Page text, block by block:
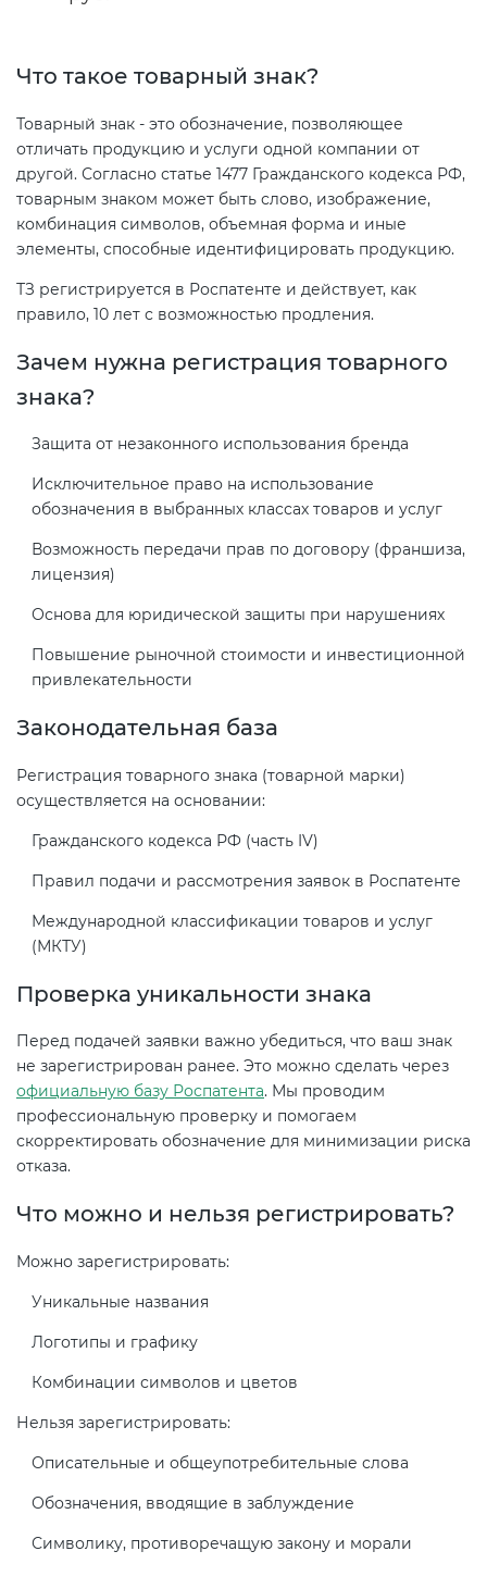
Что такое товарный знак?
Товарный знак - это обозначение, позволяющее
отличать продукцию и услуги одной компании от
другой. Согласно статье 1477 Гражданского кодекса РФ,
товарным знаком может быть слово, изображение,
комбинация символов, объемная форма и иные
элементы, способные идентифицировать продукцию.
ТЗ регистрируется в Роспатенте и действует, как
правило, 10 лет с возможностью продления.
Зачем нужна регистрация товарного
знака?
Защита от незаконного использования бренда
Исключительное право на использование
обозначения в выбранных классах товаров и услуг
Возможность передачи прав по договору (франшиза,
лицензия)
Основа для юридической защиты при нарушениях
Повышение рыночной стоимости и инвестиционной
привлекательности
Законодательная база
Регистрация товарного знака (товарной марки)
осуществляется на основании:
Гражданского кодекса РФ (часть IV)
Правил подачи и рассмотрения заявок в Роспатенте
Международной классификации товаров и услуг
(МКТУ)
Проверка уникальности знака
Перед подачей заявки важно убедиться, что ваш знак
не зарегистрирован ранее. Это можно сделать через
официальную базу Роспатента. Мы проводим
профессиональную проверку и помогаем
скорректировать обозначение для минимизации риска
отказа.
Что можно и нельзя регистрировать?
Можно зарегистрировать:
Уникальные названия
Логотипы и графику
Комбинации символов и цветов
Нельзя зарегистрировать:
Описательные и общеупотребительные слова
Обозначения, вводящие в заблуждение
Символику, противоречащую закону и морали
Сертификация легкой
промышленности
Сертификация мебели
Сертификация упаковки
Сертификация импортной
Сертификация для
Сертификация детских товаров
Сертификация спортивных
товаров
Остальное
БАДы
Сертификат ГОСТ Р ИСО 26000-
2012
Сертификат ГОСТ Р ИСО/МЭК
27001-2021
Сертификат на ИСМ
Сертификат ГОСТ Р ИСО 20121-
Сертификат ГОСТ Р 56404-2021
Сертификат ГОСТ Р 55267-2012
Декларация ГОСТ Р
Добровольная сертификация
продукции ГОСТ Р
Добровольный сертификат на
услуги
014/2011)
О безопасности оборудования
для работы во взрывоопасных
средах (ТР ТС 012/2011)
ТР ТС 011/2011 «Безопасность
обеспечения пожарной
безопасности и пожаротушения
Декларация соответствия ТР ТС
004/2011
Декларация ТР ТС
Декларирование косметики (ТР
по схеме 5Д (ТР ТС 010)
Декларирование пищевой
продукции (ТР ТС 021)
Декларирование алкогольной
электромагнитной
Сертификация детских товаров
(ТР ТС 007)
Сертификация товаров легкой
Сертификация промышленного
Сертификация средств
индивидуальной защиты (ТР ТС
Действующие технические
регламенты